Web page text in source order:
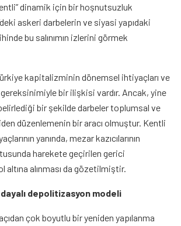
dinamik için bir hoşnutsuzluk
askeri darbelerin ve siyasi yapıdaki
bu salınımın izlerini görmek
kapitalizminin dönemsel ihtiyaçları ve
bir ilişkisi vardır. Ancak, yine
bir şekilde darbeler toplumsal ve
düzenlemenin bir aracı olmuştur. Kentli
yanında, mezar kazıcılarının
harekete geçirilen gerici
alınması da gözetilmiştir.
depolitizasyon modeli
çok boyutlu bir yeniden yapılanma